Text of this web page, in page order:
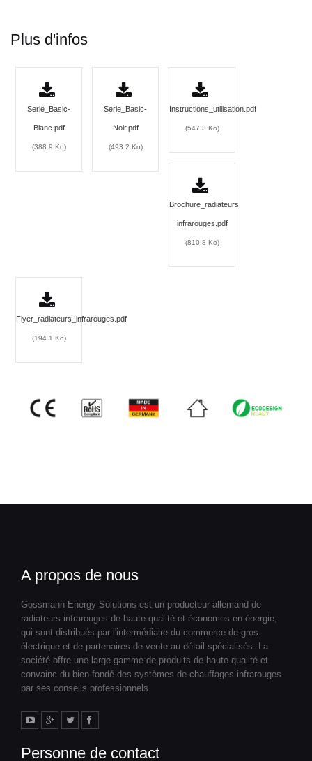
Plus d'infos
Serie_Basic-
Blanc.pdf
(388.9 Ko)
Serie_Basic-
Noir.pdf
(493.2 Ko)
Instructions_utilisation.pdf
(547.3 Ko)
Brochure_radiateurs
infrarouges.pdf
(810.8 Ko)
Flyer_radiateurs_infrarouges.pdf
(194.1 Ko)
A propos de nous
Gossmann Energy Solutions est un producteur allemand de
radiateurs infrarouges de haute qualité et économes en énergie,
qui sont distribués par l'intermédiaire du commerce de gros
électrique et de partenaires de vente au détail spécialisés. La
société offre une large gamme de produits de haute qualité et
convainc du bien fondé des systèmes de chauffages infrarouges
par ses conseils professionnels.
Personne de contact